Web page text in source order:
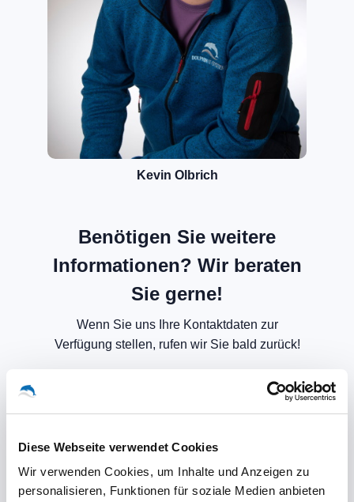
Diese Webseite verwendet Cookies
Wir verwenden Cookies, um Inhalte und Anzeigen zu
personalisieren, Funktionen für soziale Medien anbieten
Kevin Olbrich
Benötigen Sie weitere
Informationen? Wir beraten
Sie gerne!
Wenn Sie uns Ihre Kontaktdaten zur
Verfügung stellen, rufen wir Sie bald zurück!